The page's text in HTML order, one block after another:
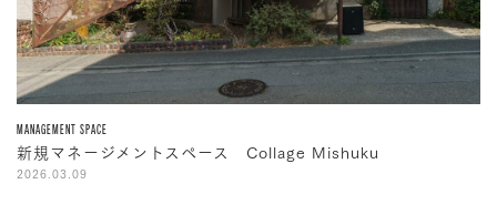
MANAGEMENT SPACE
新規マネージメントスペース Collage Mishuku
2026.03.09